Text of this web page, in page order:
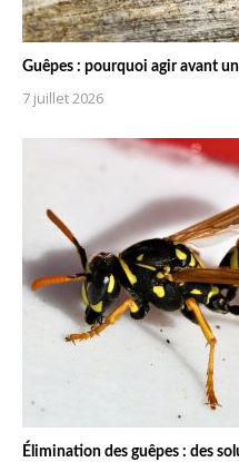
Guêpes : pourquoi agir avant
7 juillet 2026
Élimination des guêpes : des